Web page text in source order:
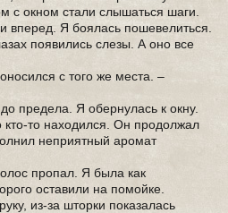
с окном стали слышаться шаги.
вперед. Я боялась пошевелиться.
появились слезы. А оно все
с того же места. –
предела. Я обернулась к окну.
то находился. Он продолжал
неприятный аромат
пропал. Я была как
оставили на помойке.
из-за шторки показалась